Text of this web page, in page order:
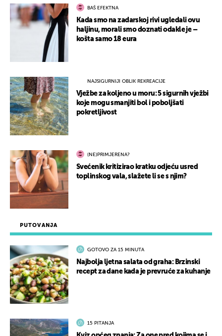
PUTOVANJA
GOTOVO ZA 15 MINUTA
Najbolja ljetna salata od graha: Brzinski
recept za dane kada je prevruće za kuhanje
15 PITANJA
BAŠ EFEKTNA
Kada smo na zadarskoj rivi ugledali ovu
haljinu, morali smo doznati odakle je –
košta samo 18 eura
NAJSIGURNIJI OBLIK REKREACIJE
Vježbe za koljeno u moru: 5 sigurnih vježbi
koje mogu smanjiti bol i poboljšati
pokretljivost
(NE)PRIMJERENA?
Svećenik kritizirao kratku odjeću usred
toplinskog vala, slažete li se s njim?